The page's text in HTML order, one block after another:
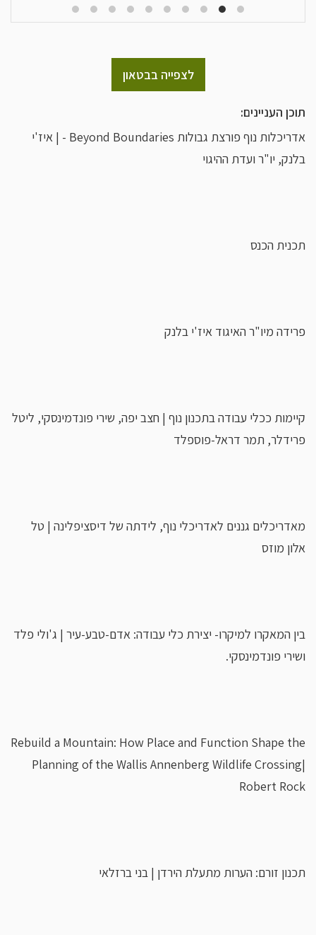
לצפייה בבטאון
תוכן העניינים:
אדריכלות נוף פורצת גבולות Beyond Boundaries - | איז'י
בלנק, יו"ר ועדת ההיגוי
תכנית הכנס
פרידה מיו"ר האיגוד איז'י בלנק
קיימות ככלי עבודה בתכנון נוף | חצב יפה, שירי פונדמינסקי, ליטל
פרידלר, תמר דראל-פוספלד
מאדריכלים גננים לאדריכלי נוף, לידתה של דיסציפלינה | טל
אלון מוזס
בין המאקרו למיקרו- יצירת כלי עבודה: אדם-טבע-עיר | ג'ולי פלד
ושירי פונדמינסקי.
Rebuild a Mountain: How Place and Function Shape the
Planning of the Wallis Annenberg Wildlife Crossing|
Robert Rock
תכנון זורם: הערות מתעלת הירדן | בני ברזלאי